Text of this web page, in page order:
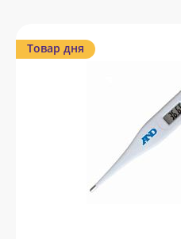
Товар дня